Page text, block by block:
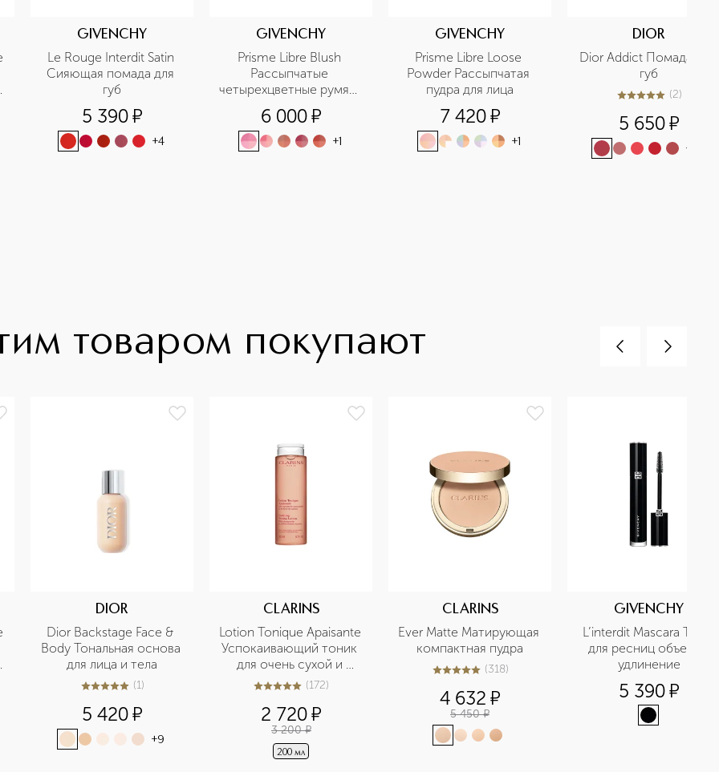
GIVENCHY
Le Rouge Interdit Satin
Сияющая помада для
губ
5 390¤
+4
GIVENCHY
Prisme Libre Blush
Рассыпчатые
четырехцветные румяна
для лица
6 000¤
+1
GIVENCHY
Prisme Libre Loose
Powder Рассыпчатая
пудра для лица
7 420¤
+1
DIOR
Dior Addict Помада для
губ
5из 52 (2)
5 650¤
+
товаром покупают
DIOR
Dior Backstage Face &
Body Тональная основа
для лица и тела
5из 51 (1)
5 420¤
+9
CLARINS
Lotion Tonique Apaisante
Успокаивающий тоник
для очень сухой и
чувствительной кожи
5из 5172 (172)
2 720¤
3 200 ¤
200 мл
CLARINS
Ever Matte Матирующая
компактная пудра
5из 5318 (318)
4 632 ¤
5 450 ¤
GIVENCHY
L’interdit Mascara Тушь
для ресниц объем и
удлинение
5 390¤